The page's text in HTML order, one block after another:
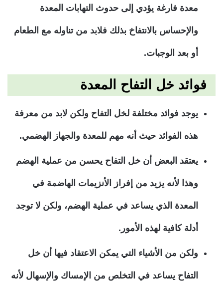
معدة فارغة يؤدي إلى حدوث التهابات المعدة
والإحساس بالانتفاخ بذلك فلابد من تناوله مع الطعام
أو بعد الوجبات.
فوائد خل التفاح المعدة
يوجد فوائد مختلفة لخل التفاح ولكن لابد من معرفة
هذه الفوائد حيث أنه مهم للمعدة والجهاز الهضمي.
يعتقد البعض أن خل التفاح يحسن من عملية الهضم
وهذا لأنه يزيد من إفراز الأنزيمات الهاضمة في
المعدة الذي يساعد في عملية الهضم، ولكن لا توجد
أدلة كافية لهذه الأمور.
ولكن من الأشياء التي يمكن الاعتقاد فيها أن خل
التفاح يساعد في التخلص من الإمساك والإسهال لأنه